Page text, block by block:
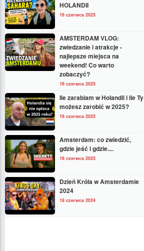
HOLANDII
16 czerwca 2025
AMSTERDAM VLOG:
zwiedzanie i atrakcje -
najlepsze miejsca na
weekend! Co warto
zobaczyć?
16 czerwca 2025
Ile zarabiam w Holandii i ile Ty
możesz zarobić w 2025?
16 czerwca 2025
Amsterdam: co zwiedzić,
gdzie jeść i gdzie....
16 czerwca 2025
Dzień Króla w Amsterdamie
2024
18 czerwca 2024